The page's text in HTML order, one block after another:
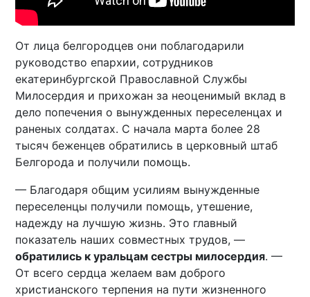
От лица белгородцев они поблагодарили
руководство епархии, сотрудников
екатеринбургской Православной Службы
Милосердия и прихожан за неоценимый вклад в
дело попечения о вынужденных переселенцах и
раненых солдатах. С начала марта более 28
тысяч беженцев обратились в церковный штаб
Белгорода и получили помощь.
— Благодаря общим усилиям вынужденные
переселенцы получили помощь, утешение,
надежду на лучшую жизнь. Это главный
показатель наших совместных трудов, —
обратились к уральцам сестры милосердия. —
От всего сердца желаем вам доброго
христианского терпения на пути жизненного